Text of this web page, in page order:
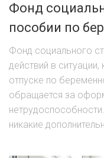
Фонд
пособии по
Фонд социального
действий в
отпуске по
обращается за
никакие